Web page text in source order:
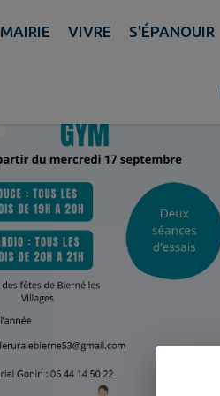
Recherche Pied de page
MAIRIE VIVRE S'ÉPANOUIR